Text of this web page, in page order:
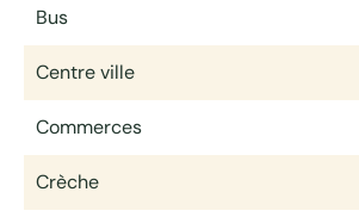
Bus
Centre ville
Commerces
Crèche